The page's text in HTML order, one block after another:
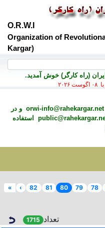
O.R.W.I
Organization of
Kargar)
(راه کارگر) خوش آمديد.
orwi-info@rahekargar.net و در
استفاده
78
79
80
81
82
›
»
تعداد 1715